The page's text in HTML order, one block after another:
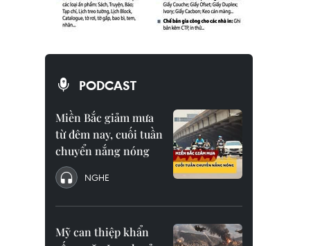
PODCAST
Miền Bắc giảm mưa
từ đêm nay, cuối tuần
chuyển nắng nóng
NGHE
Mỹ can thiệp khẩn